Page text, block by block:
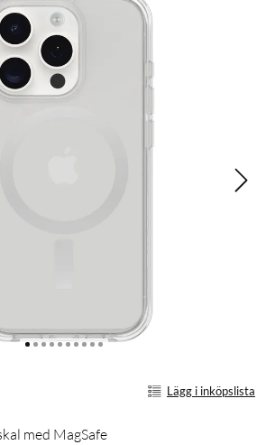
Lägg i inköpslista
med MagSafe